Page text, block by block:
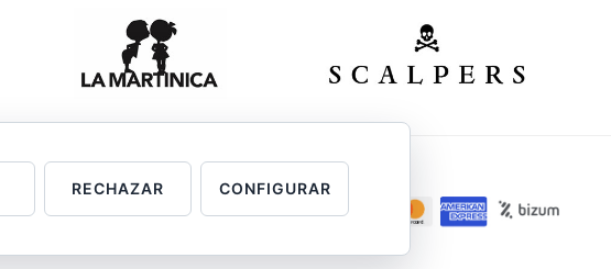
RECHAZAR CONFIGURAR